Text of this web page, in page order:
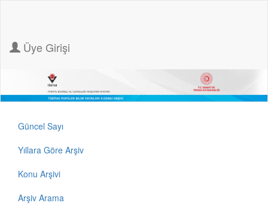
Üye Girişi
Güncel Sayı
Yıllara Göre Arşiv
Konu Arşivi
Arşiv Arama